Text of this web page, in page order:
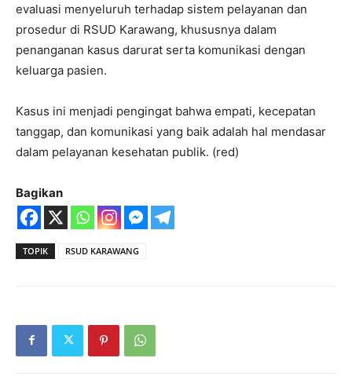
evaluasi menyeluruh terhadap sistem pelayanan dan
prosedur di RSUD Karawang, khususnya dalam
penanganan kasus darurat serta komunikasi dengan
keluarga pasien.
Kasus ini menjadi pengingat bahwa empati, kecepatan
tanggap, dan komunikasi yang baik adalah hal mendasar
dalam pelayanan kesehatan publik. (red)
Bagikan
TOPIK RSUD KARAWANG